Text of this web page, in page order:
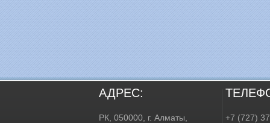
АДРЕС:
РК, 050000, г. Алматы,
+7 (727)